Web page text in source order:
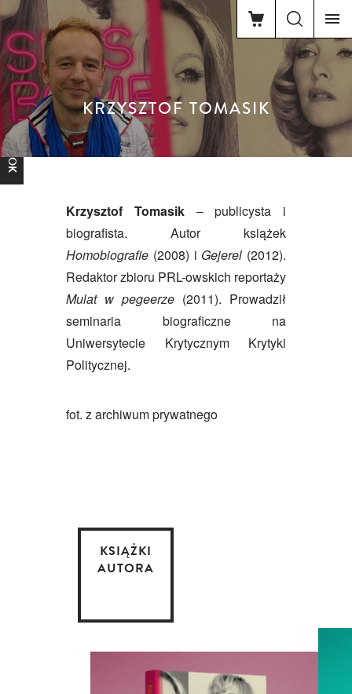
KRZYSZTOF TOMASIK
FACEBOOK
Krzysztof Tomasik– publicysta i
biografista. Autor książek
Homobiografie (2008) i Gejerel (2012).
Redaktor zbioru PRL-owskich reportaży
Mulat w pegeerze (2011). Prowadził
seminaria biograficzne na
Uniwersytecie Krytycznym Krytyki
Politycznej.
fot. z archiwum prywatnego
KSIĄŻKI
AUTORA